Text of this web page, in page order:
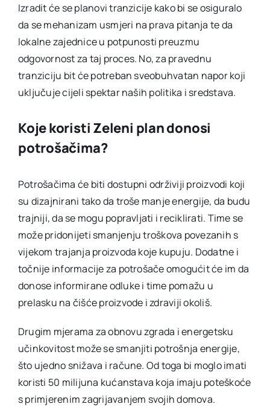
Izradit će se planovi tranzicije kako bi se osiguralo
da se mehanizam usmjeri na prava pitanja te da
lokalne zajednice u potpunosti preuzmu
odgovornost za taj proces. No, za pravednu
tranziciju bit će potreban sveobuhvatan napor koji
uključuje cijeli spektar naših politika i sredstava.
Koje koristi Zeleni plan donosi
potrošačima?
Potrošačima će biti dostupni održiviji proizvodi koji
su dizajnirani tako da troše manje energije, da budu
trajniji, da se mogu popravljati i reciklirati. Time se
može pridonijeti smanjenju troškova povezanih s
vijekom trajanja proizvoda koje kupuju. Dodatne i
točnije informacije za potrošače omogućit će im da
donose informirane odluke i time pomažu u
prelasku na čišće proizvode i zdraviji okoliš.
Drugim mjerama za obnovu zgrada i energetsku
učinkovitost može se smanjiti potrošnja energije,
što ujedno snižava i račune. Od toga bi moglo imati
koristi 50 milijuna kućanstava koja imaju poteškoće
s primjerenim zagrijavanjem svojih domova.